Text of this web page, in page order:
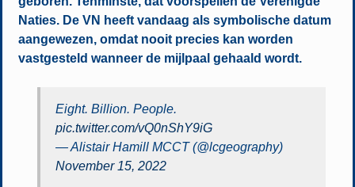
Naties. De VN heeft vandaag als symbolische datum
aangewezen, omdat nooit precies kan worden
vastgesteld wanneer de mijlpaal gehaald wordt.
Eight. Billion. People.
pic.twitter.com/vQ0nShY9iG
— Alistair Hamill MCCT (@lcgeography)
November 15, 2022